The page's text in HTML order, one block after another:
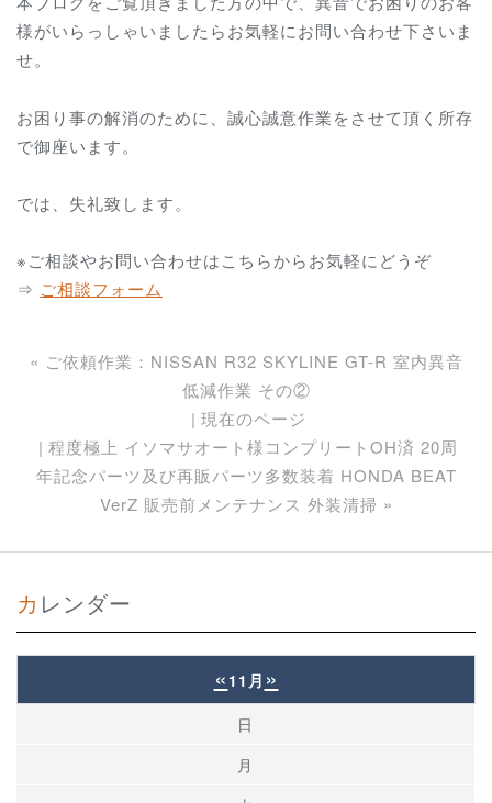
様がいらっしゃいましたらお気軽にお問い合わせ下さいま
せ。
お困り事の解消のために、誠心誠意作業をさせて頂く所存
で御座います。
では、失礼致します。
※ご相談やお問い合わせはこちらからお気軽にどうぞ
⇒ ご相談フォーム
« ご依頼作業：NISSAN R32 SKYLINE GT-R 室内異音
低減作業 その②
現在のページ
程度極上 イソマサオート様コンプリートOH済 20周
年記念パーツ及び再販パーツ多数装着 HONDA BEAT
VerZ 販売前メンテナンス 外装清掃 »
カレンダー
« 11月 »
日
月